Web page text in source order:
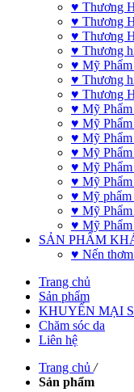
♥ Thương
♥ Thương
♥ Thương
♥ Thương
♥ Mỹ
♥ Thương
♥ Thương
♥ Mỹ
♥ Mỹ
♥ Mỹ
♥ Mỹ Phẩm
♥ Mỹ Phẩm
♥ Mỹ
♥ Mỹ phẩm
♥ Mỹ
♥ Mỹ
SẢN PHẨM
♥ Nến
Trang chủ
Sản phẩm
KHUYẾN MẠI
Chăm sóc da
Liên hệ
Trang chủ /
Sản phẩm